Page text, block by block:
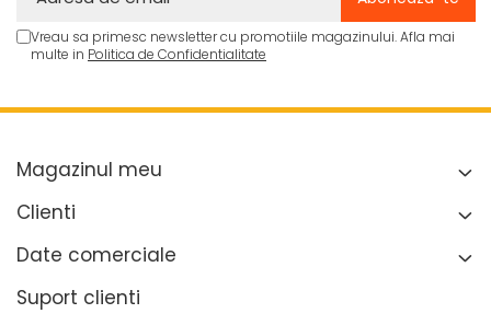
Vreau sa primesc newsletter cu promotiile magazinului. Afla mai
multe in Politica de Confidentialitate
Magazinul meu
Clienti
Date comerciale
Suport clienti